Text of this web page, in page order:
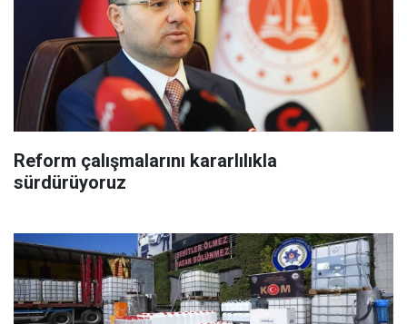
Reform çalışmalarını kararlılıkla
sürdürüyoruz